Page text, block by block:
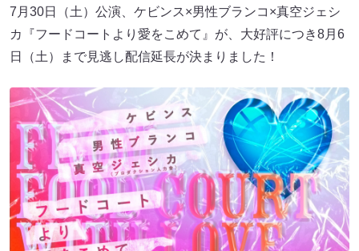
7月30日（土）公演、ケビンス×男性ブランコ×真空ジェシ
カ『フードコートより愛をこめて』が、大好評につき8月6
日（土）まで見逃し配信延長が決まりました！